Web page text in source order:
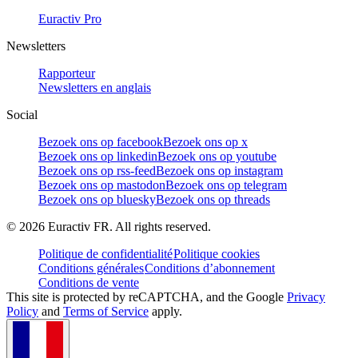
Euractiv Pro
Newsletters
Rapporteur
Newsletters en anglais
Social
Bezoek ons op facebookBezoek ons op x
Bezoek ons op linkedinBezoek ons op youtube
Bezoek ons op rss-feedBezoek ons op instagram
Bezoek ons op mastodonBezoek ons op telegram
Bezoek ons op blueskyBezoek ons op threads
© 2026 Euractiv FR. All rights reserved.
Politique de confidentialitéPolitique cookies
Conditions généralesConditions d’abonnement
Conditions de vente
This site is protected by reCAPTCHA, and the Google Privacy
Policy and Terms of Service apply.